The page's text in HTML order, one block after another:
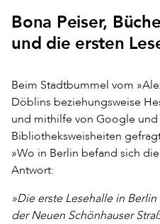
Bona Peiser,
und die ersten
Beim Stadtbummel vom
Döblins beziehungsweise
und mithilfe von Google und
Bibliotheksweisheiten
»Wo in Berlin befand sich
Antwort:
»Die erste Lesehalle in
der Neuen Schönhauser